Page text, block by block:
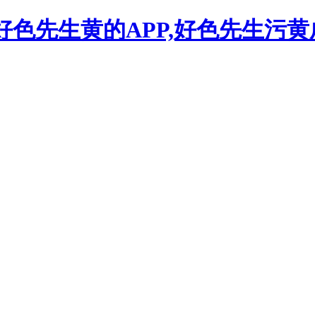
色先生黄的APP,好色先生污